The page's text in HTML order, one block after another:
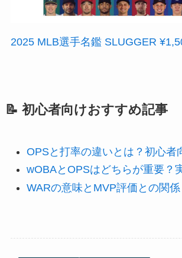
2025 MLB選手名鑑 SLUGGER
📝 初心者向けおすすめ記事
OPSと打率の違いとは？初心者
wOBAとOPSはどちらが重要？
WARの意味とMVP評価との関係